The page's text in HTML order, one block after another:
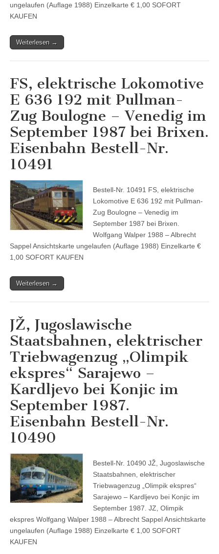
ungelaufen (Auflage 1988) Einzelkarte € 1,00 SOFORT
KAUFEN
Weiterlesen →
FS, elektrische Lokomotive
E 636 192 mit Pullman-
Zug Boulogne – Venedig im
September 1987 bei Brixen.
Eisenbahn Bestell-Nr.
10491
Bestell-Nr. 10491 FS, elektrische
Lokomotive E 636 192 mit Pullman-
Zug Boulogne – Venedig im
September 1987 bei Brixen.
Wolfgang Walper 1988 – Albrecht
Sappel Ansichtskarte ungelaufen (Auflage 1988) Einzelkarte €
1,00 SOFORT KAUFEN
Weiterlesen →
JŽ, Jugoslawische
Staatsbahnen, elektrischer
Triebwagenzug „Olimpik
ekspres“ Sarajewo –
Kardljevo bei Konjic im
September 1987.
Eisenbahn Bestell-Nr.
10490
Bestell-Nr. 10490 JŽ, Jugoslawische
Staatsbahnen, elektrischer
Triebwagenzug „Olimpik ekspres“
Sarajewo – Kardljevo bei Konjic im
September 1987. JZ, Olimpik
ekspres Wolfgang Walper 1988 – Albrecht Sappel Ansichtskarte
ungelaufen (Auflage 1988) Einzelkarte € 1,00 SOFORT
KAUFEN